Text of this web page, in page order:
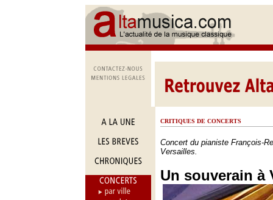
CRITIQUES DE CONCERTS
Concert du pianiste François-
Versailles.
Un souverain à